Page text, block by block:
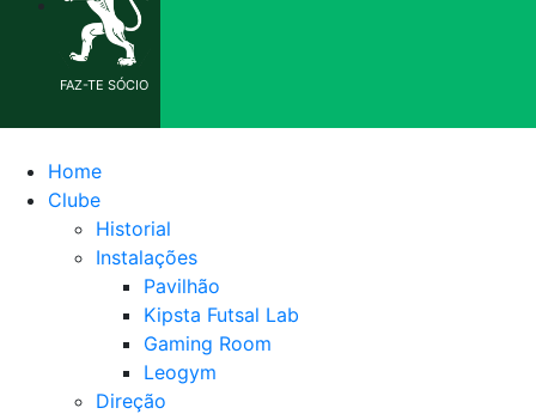
FAZ-TE SÓCIO
Home
Clube
Historial
Instalações
Pavilhão
Kipsta Futsal Lab
Gaming Room
Leogym
Direção